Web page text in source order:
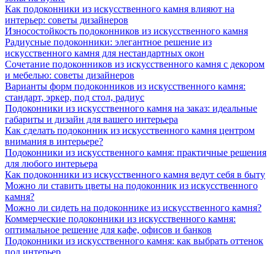
Как подоконники из искусственного камня влияют на
интерьер: советы дизайнеров
Износостойкость подоконников из искусственного камня
Радиусные подоконники: элегантное решение из
искусственного камня для нестандартных окон
Сочетание подоконников из искусственного камня с декором
и мебелью: советы дизайнеров
Варианты форм подоконников из искусственного камня:
стандарт, эркер, под стол, радиус
Подоконники из искусственного камня на заказ: идеальные
габариты и дизайн для вашего интерьера
Как сделать подоконник из искусственного камня центром
внимания в интерьере?
Подоконники из искусственного камня: практичные решения
для любого интерьера
Как подоконники из искусственного камня ведут себя в быту
Можно ли ставить цветы на подоконник из искусственного
камня?
Можно ли сидеть на подоконнике из искусственного камня?
Коммерческие подоконники из искусственного камня:
оптимальное решение для кафе, офисов и банков
Подоконники из искусственного камня: как выбрать оттенок
под интерьер